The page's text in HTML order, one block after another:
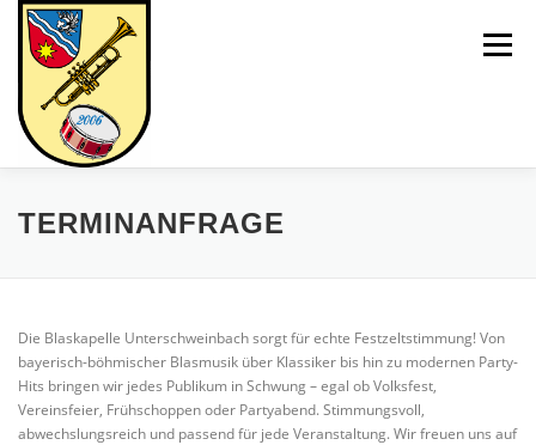
Zum
Inhalt
springen
Menü
UNSERE GRUPPEN CHRONIK
GALERIE TERMINANFRAGE
TERMINANFRAGE
Die Blaskapelle Unterschweinbach sorgt für echte Festzeltstimmung! Von
bayerisch-böhmischer Blasmusik über Klassiker bis hin zu modernen Party-
Hits bringen wir jedes Publikum in Schwung – egal ob Volksfest,
Vereinsfeier, Frühschoppen oder Partyabend. Stimmungsvoll,
abwechslungsreich und passend für jede Veranstaltung. Wir freuen uns auf